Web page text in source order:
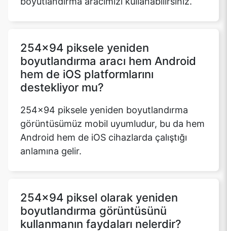
Copy Link
254x94 piksele yeniden
boyutlandırma aracı hem Android
hem de iOS platformlarını
destekliyor mu?
254x94 piksele yeniden boyutlandırma
görüntüsümüz mobil uyumludur, bu da hem
Android hem de iOS cihazlarda çalıştığı
anlamına gelir.
254x94 piksel olarak yeniden
boyutlandırma görüntüsünü
kullanmanın faydaları nelerdir?